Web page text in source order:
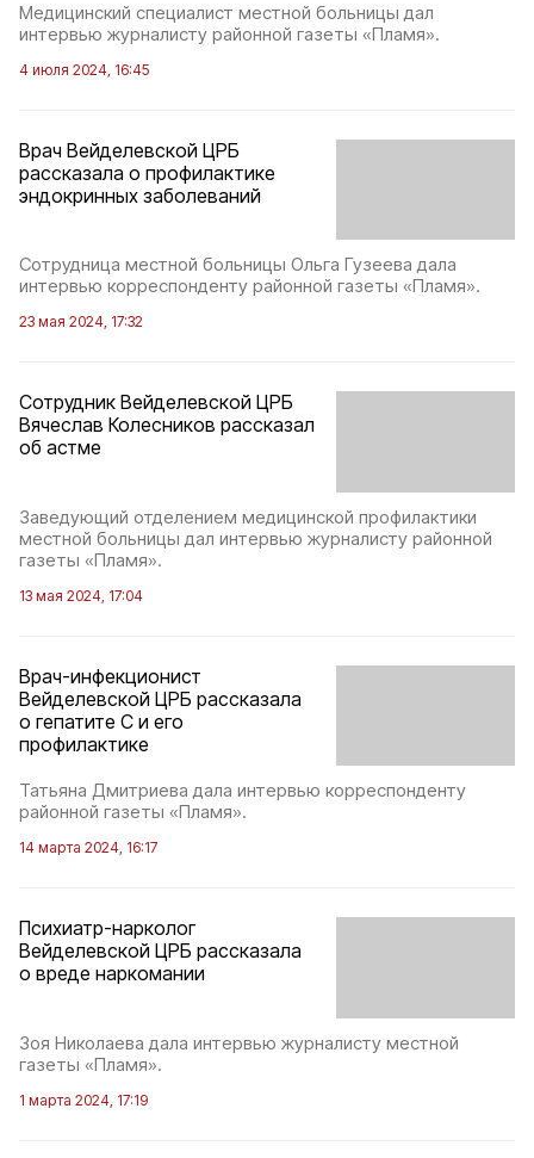
Медицинский специалист местной больницы дал
интервью журналисту районной газеты «Пламя».
4 июля 2024, 16:45
Врач Вейделевской ЦРБ
рассказала о профилактике
эндокринных заболеваний
Сотрудница местной больницы Ольга Гузеева дала
интервью корреспонденту районной газеты «Пламя».
23 мая 2024, 17:32
Сотрудник Вейделевской ЦРБ
Вячеслав Колесников рассказал
об астме
Заведующий отделением медицинской профилактики
местной больницы дал интервью журналисту районной
газеты «Пламя».
13 мая 2024, 17:04
Врач-инфекционист
Вейделевской ЦРБ рассказала
о гепатите C и его
профилактике
Татьяна Дмитриева дала интервью корреспонденту
районной газеты «Пламя».
14 марта 2024, 16:17
Психиатр-нарколог
Вейделевской ЦРБ рассказала
о вреде наркомании
Зоя Николаева дала интервью журналисту местной
газеты «Пламя».
1 марта 2024, 17:19